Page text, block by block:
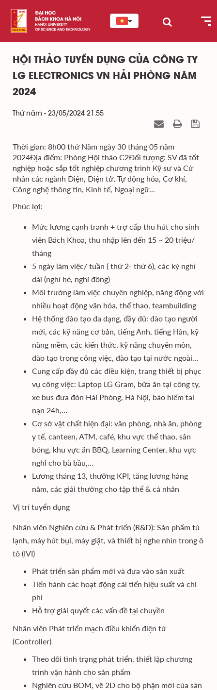
HỘI THẢO TUYỂN DỤNG CỦA CÔNG TY
LG ELECTRONICS VN HẢI PHÒNG NĂM
2024
Thứ năm - 23/05/2024 21:55
Thời gian: 8h00 thứ Năm ngày 30 tháng 05 năm
2024Địa điểm: Phòng Hội thảo C2Đối tượng: SV đã tốt
nghiệp hoặc sắp tốt nghiệp chương trình Kỹ sư và Cử
nhân các ngành Điện, Điện tử, Tự động hóa, Cơ khí,
Công nghệ thông tin, Kinh tế, Ngoại ngữ...
Phúc lợi:
Mức lương cạnh tranh + trợ cấp thu hút cho sinh
viên Bách Khoa, thu nhập lên đến 15 ~ 20 triệu/
tháng
5 ngày làm việc/ tuần ( thứ 2- thứ 6), các kỳ nghỉ
dài (nghỉ hè, nghỉ đông)
Môi trường làm việc chuyên nghiệp, năng động với
nhiều hoạt động văn hóa, thể thao, teambuilding
Hệ thống đào tạo đa dạng, đầy đủ: đào tạo người
mới, các kỹ năng cơ bản, tiếng Anh, tiếng Hàn, kỹ
năng mềm, các kiến thức, kỹ năng chuyên môn,
đào tạo trong công việc, đào tạo tại nước ngoài…
Cung cấp đầy đủ các điều kiện, trang thiết bị phục
vụ công việc: Laptop LG Gram, bữa ăn tại công ty,
xe bus đưa đón Hải Phòng, Hà Nội, bảo hiểm tai
nạn 24h,…
Cơ sở vật chất hiện đại: văn phòng, nhà ăn, phòng
y tế, canteen, ATM, café, khu vực thể thao, sân
bóng, khu vực ăn BBQ, Learning Center, khu vực
nghỉ cho bà bầu,…
Lương tháng 13, thưởng KPI, tăng lương hàng
năm, các giải thưởng cho tập thể & cá nhân
Vị trí tuyển dụng
Nhân viên Nghiên cứu & Phát triển (R&D): Sản phẩm tủ
lạnh, máy hút bụi, máy giặt, và thiết bị nghe nhìn trong ô
tô (IVI)
Phát triển sản phẩm mới và đưa vào sản xuất
Tiến hành các hoạt động cải tiến hiệu suất và chi
phí
Hỗ trợ giải quyết các vấn đề tại chuyền
Nhân viên Phát triển mạch điều khiển điện tử
(Controller)
Theo dõi tình trạng phát triển, thiết lập chương
trình vận hành cho sản phẩm
Nghiên cứu BOM, vẽ 2D cho bộ phận mới của sản